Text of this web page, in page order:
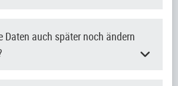
Daten auch später noch ändern